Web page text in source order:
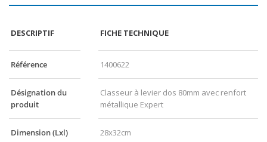
DESCRIPTIF FICHE TECHNIQUE
Référence 1400622
Désignation du
produit
Classeur à levier dos 80mm avec renfort
métallique Expert
Dimension (Lxl) 28x32cm